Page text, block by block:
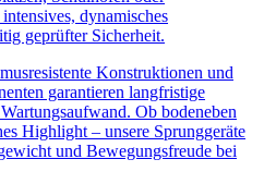
dynamisches
geprüfter Sicherheit.
Konstruktionen und
garantieren langfristige
Ob bodeneben
Highlight – unsere Sprunggeräte
und Bewegungsfreude bei